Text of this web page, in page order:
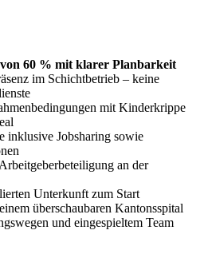
60 % mit klarer Planbarkeit
im Schichtbetrieb – keine
mit Kinderkrippe
inklusive Jobsharing sowie
an der
Unterkunft zum Start
überschaubaren Kantonsspital
und eingespieltem Team